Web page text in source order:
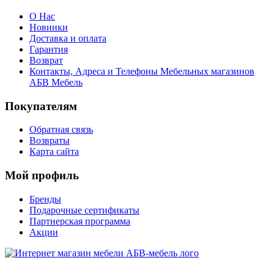
О Нас
Новинки
Доставка и оплата
Гарантия
Возврат
Контакты, Адреса и Телефоны Мебельных магазинов
АБВ Мебель
Покупателям
Обратная связь
Возвраты
Карта сайта
Мой профиль
Бренды
Подарочные сертификаты
Партнерская программа
Акции